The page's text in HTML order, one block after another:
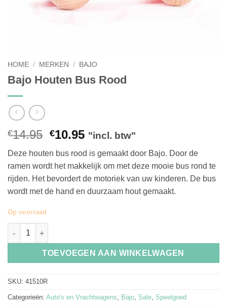
HOME / MERKEN / BAJO
Bajo Houten Bus Rood
€14.95 Oorspronkelijke
prijs
was:
€14.95.
€10.95Huidige
prijs
is:
€10.95.
"incl. btw"
Deze houten bus rood is gemaakt door Bajo. Door de
ramen wordt het makkelijk om met deze mooie bus rond te
rijden. Het bevordert de motoriek van uw kinderen. De bus
wordt met de hand en duurzaam hout gemaakt.
Op voorraad
Bajo Houten Bus Rood aantal
TOEVOEGEN AAN WINKELWAGEN
SKU: 41510R
Categorieën: Auto's en Vrachtwagens Bajo Sale Speelgoed